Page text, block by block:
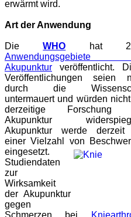
erwärmt wird.
Art der Anwendung
Die WHO hat
Anwendungsgebiete
Akupunktur veröffentlicht.
Veröffentlichungen seien
durch die
untermauert und würden
derzeitige Forschung
Akupunktur
Akupunktur werde derzeit
einer Vielzahl von
eingesetzt.
Studiendaten
zur
Wirksamkeit
der Akupunktur
gegen
Schmerzen bei